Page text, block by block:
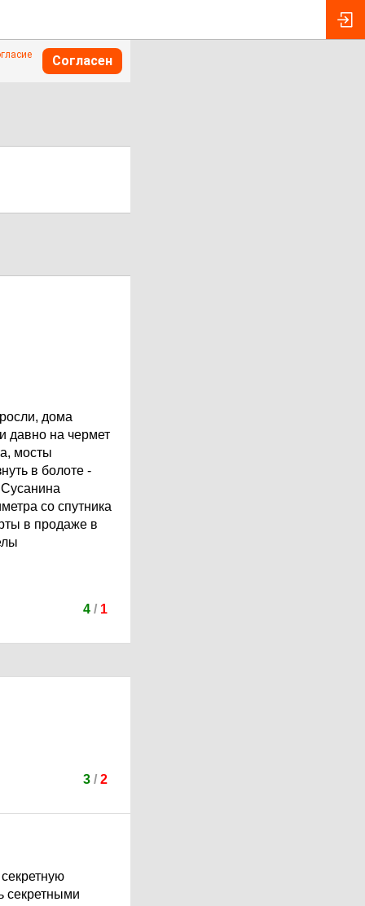
Согласен
дома
давно на чермет
мосты
в болоте -
со спутника
в продаже в
4/ 1
3/ 2
секретными